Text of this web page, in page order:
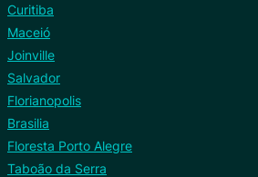
Curitiba
Maceió
Joinville
Salvador
Florianopolis
Brasilia
Floresta Porto Alegre
Taboão da Serra